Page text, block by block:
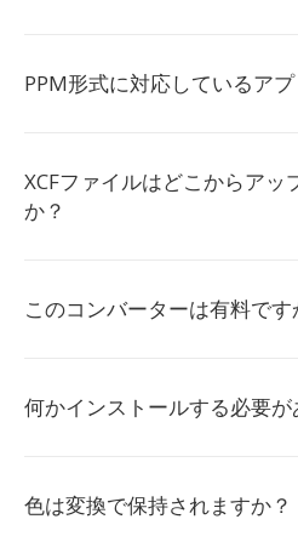
PPM形式に対応しているアプ
XCFファイルはどこからアッ
か？
このコンバーターは有料です
何かインストールする必要が
色は変換で保持されますか？